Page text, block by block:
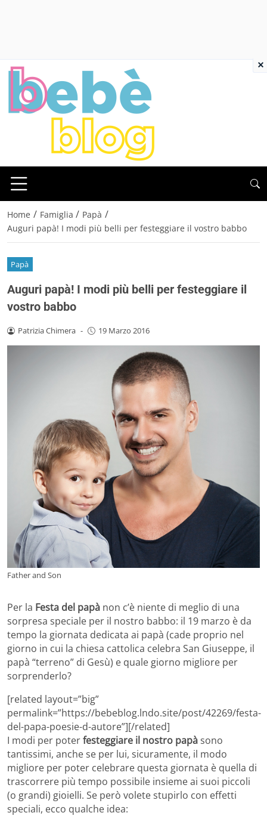
Home / Famiglia / Papà /
Auguri papà! I modi più belli per festeggiare il vostro babbo
Papà
Auguri papà! I modi più belli per festeggiare il
vostro babbo
Patrizia Chimera - 19 Marzo 2016
Father and Son
Per la Festa del papà non c’è niente di meglio di una
sorpresa speciale per il nostro babbo: il 19 marzo è da
tempo la giornata dedicata ai papà (cade proprio nel
giorno in cui la chiesa cattolica celebra San Giuseppe, il
papà “terreno” di Gesù) e quale giorno migliore per
sorprenderlo?
[related layout=”big”
permalink=”https://bebeblog.lndo.site/post/42269/festa-
del-papa-poesie-d-autore”][/related]
I modi per poterfesteggiare il nostro papàsono
tantissimi, anche se per lui, sicuramente, il modo
migliore per poter celebrare questa giornata è quella di
trascorrere più tempo possibile insieme ai suoi piccoli
(o grandi) gioielli. Se però volete stupirlo con effetti
speciali, ecco qualche idea:
×